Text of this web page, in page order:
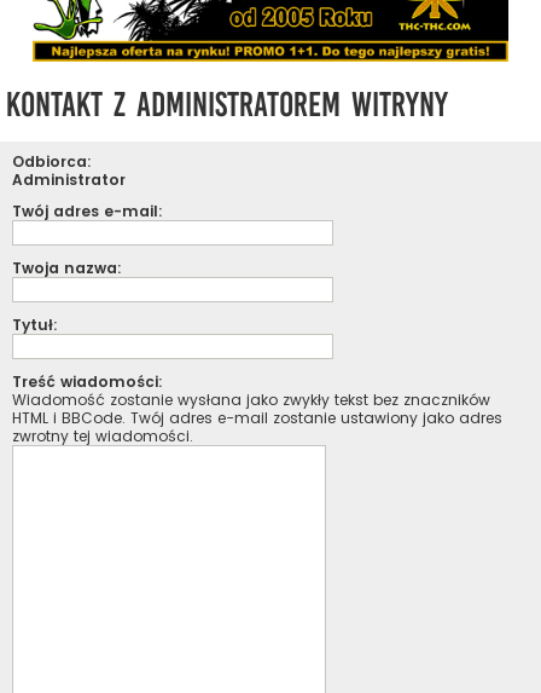
Kontakt z administratorem witryny
Odbiorca:
Administrator
Twój adres e-mail:
Twoja nazwa:
Tytuł:
Treść wiadomości:
Wiadomość zostanie wysłana jako zwykły tekst bez znaczników
HTML i BBCode. Twój adres e-mail zostanie ustawiony jako adres
zwrotny tej wiadomości.